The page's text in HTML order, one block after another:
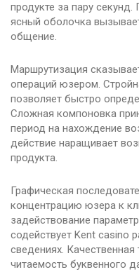
продукте за пару секунд.
ясный оболочка
общение.
Маршрутизация
операций юзером.
позволяет быстро
Сложная компоновка
период на нахождение
действие наращивает
продукта.
Графическая
концентрацию юзера к
задействование
содействует Kent casino
сведениях. Качественная
читаемость буквенного